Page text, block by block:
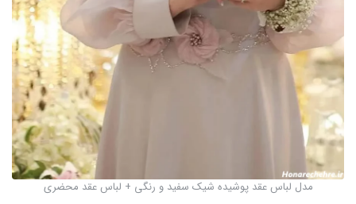
مدل لباس عقد پوشیده شیک سفید و رنگی + لباس عقد محضری